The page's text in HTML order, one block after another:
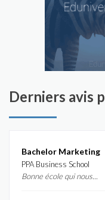
Derniers avis
Bachelor Marketing
PPA Business School
Bonne école qui nous...